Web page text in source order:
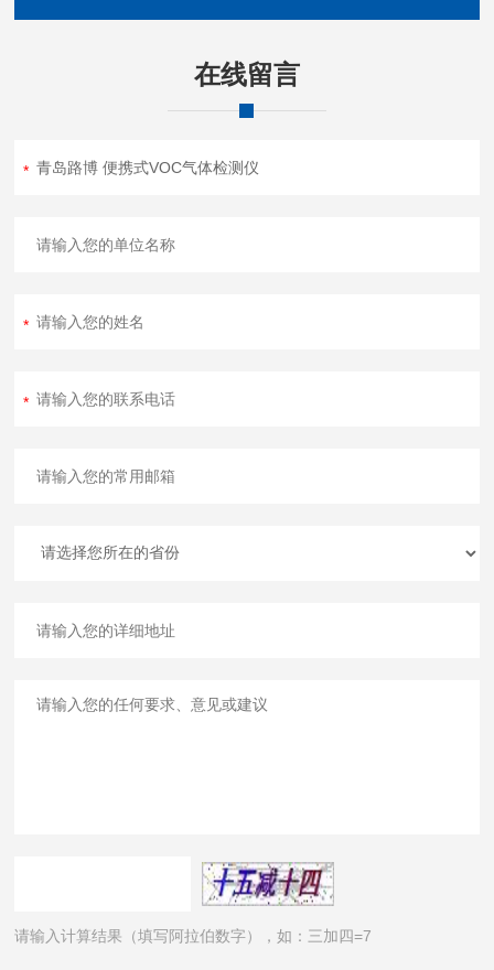
在线留言
请输入计算结果（填写阿拉伯数字），如：三加四=7